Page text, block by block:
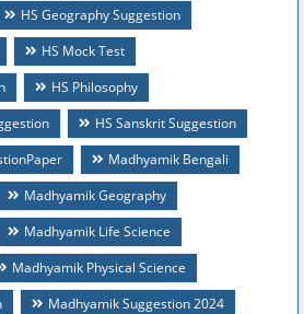
HS Geography Suggestion
HS Mock Test
HS Philosophy
HS Sanskrit Suggestion
Madhyamik Bengali
Madhyamik Geography
Madhyamik Life Science
Madhyamik Physical Science
Madhyamik Suggestion 2024